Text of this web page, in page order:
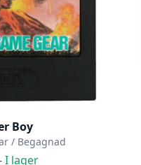
Boy
/ Begagnad
I lager